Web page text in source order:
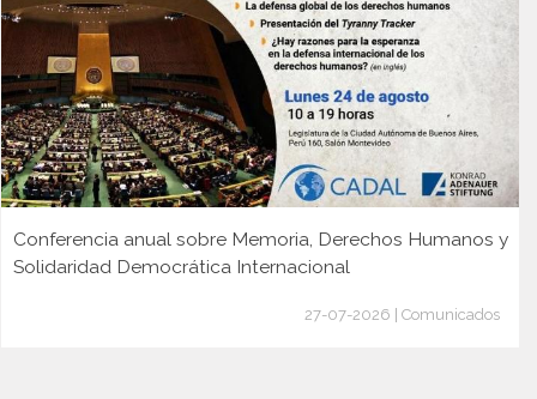
Conferencia anual sobre Memoria, Derechos Humanos y
Solidaridad Democrática Internacional
27-07-2026 | Comunicados